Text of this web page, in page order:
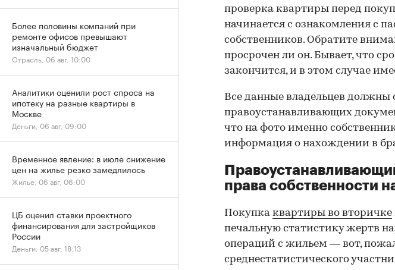
проверка квартиры перед
начинается с ознакомления с
собственников. Обратите
просрочен ли он. Бывает, что
закончится, и в этом случае
Все данные владельцев должны
правоустанавливающих
что на фото именно
информация о нахождении в
права собственности
Покупка квартиры во вторичке
печальную статистику жертв
операций с жильем — вот,
среднестатистического
Более половины компаний при
ремонте офисов превышают
изначальный бюджет
Отрасль, 06 авг, 10:00
Аналитики оценили рост спроса на
ипотеку на разные квартиры в
Москве
Деньги, 06 авг, 09:00
Временное явление: в июле снижение
цен на жилье резко замедлилось
Жилье, 06 авг, 06:00
ЦБ оценил ставки проектного
финансирования для застройщиков
России
Деньги, 05 авг, 18:13